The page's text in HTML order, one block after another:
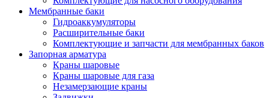
Мембранные баки
Гидроаккумуляторы
Расширительные баки
Комплектующие и запчасти для мембранных баков
Запорная арматура
Краны шаровые
Краны шаровые для газа
Незамерзающие краны